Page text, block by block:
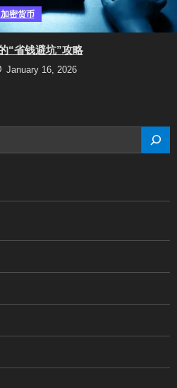
加密货币
“省钱避坑”攻略
January 16, 2026